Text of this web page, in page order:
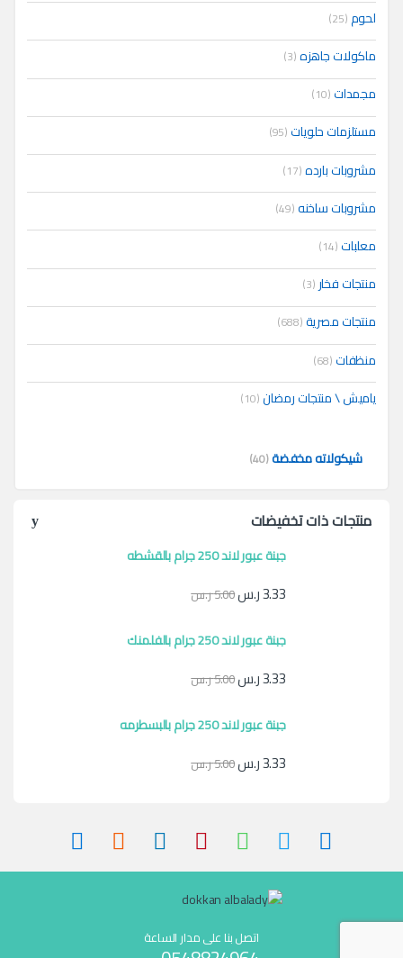
لحوم(25)
ماكولات جاهزه(3)
مجمدات(10)
مستلزمات حلويات(95)
مشروبات بارده(17)
مشروبات ساخنه(49)
معلبات(14)
منتجات فخار (3)
منتجات مصرية(688)
منظفات(68)
ياميش \ منتجات رمضان(10)
شيكولاته مخفضة(40)
منتجات ذات تخفيضات
جبنة عبور لاند 250 جرام بالقشطه
3.33ر.س5.00ر.س
جبنة عبور لاند 250 جرام بالفلمنك
3.33ر.س5.00ر.س
جبنة عبور لاند 250 جرام بالبسطرمه
3.33ر.س5.00ر.س
اتصل بنا على مدار الساعة